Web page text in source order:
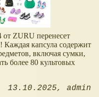
от ZURU перенесет
капсула содержит
включая сумки,
более 80 культовых
13.10.2025 admin